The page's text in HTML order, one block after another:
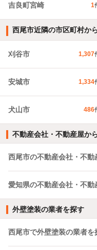
吉良町宮崎 1
西尾市近隣の市区町村か
刈谷市 1,307
安城市 1,334
犬山市 486
不動産会社・不動産屋か
西尾市の不動産会社・不動
愛知県の不動産会社・不動
外壁塗装の業者を探す
西尾市で外壁塗装の業者を